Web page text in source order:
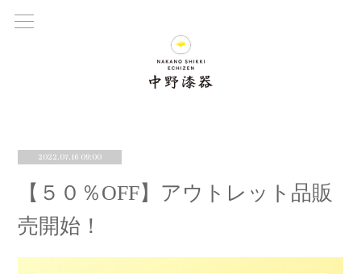
2022.07.16 09:00
【５０％OFF】アウトレット品販
売開始！